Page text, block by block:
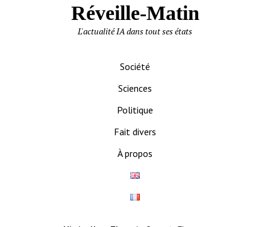
Réveille-Matin
L'actualité IA dans tout ses états
Société
Sciences
Politique
Fait divers
À propos